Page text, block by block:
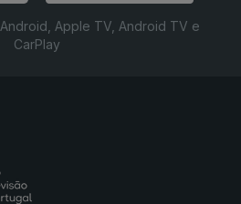
Apple TV, Android TV e
CarPlay